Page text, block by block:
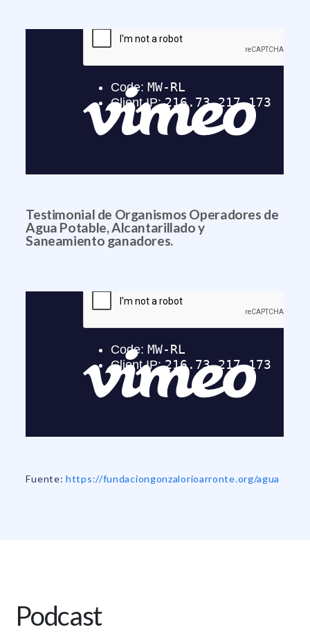
Testimonial de Organismos Operadores de
Agua Potable, Alcantarillado y
Saneamiento ganadores.
Fuente:https://fundaciongonzalorioarronte.org/agua
Podcast